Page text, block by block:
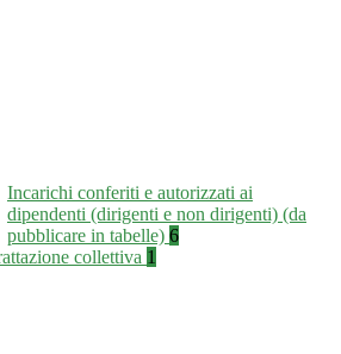
Incarichi conferiti e autorizzati ai
dipendenti (dirigenti e non dirigenti) (da
pubblicare in tabelle) 6
collettiva 1